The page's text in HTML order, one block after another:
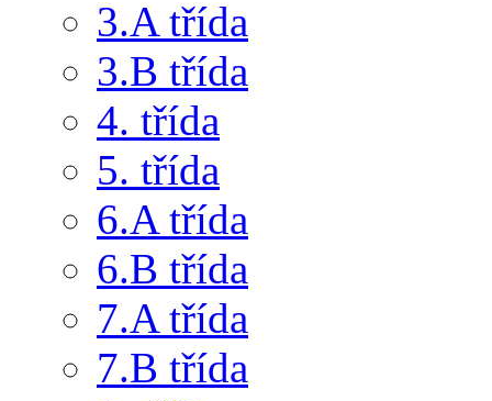
3.A třída
3.B třída
4. třída
5. třída
6.A třída
6.B třída
7.A třída
7.B třída